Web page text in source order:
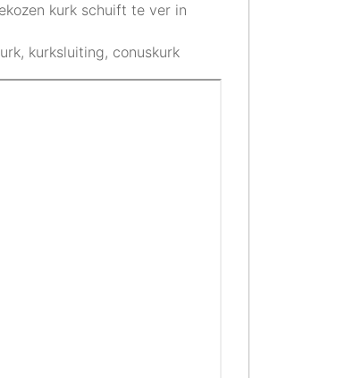
kurk schuift te ver in
kurksluiting, conuskurk